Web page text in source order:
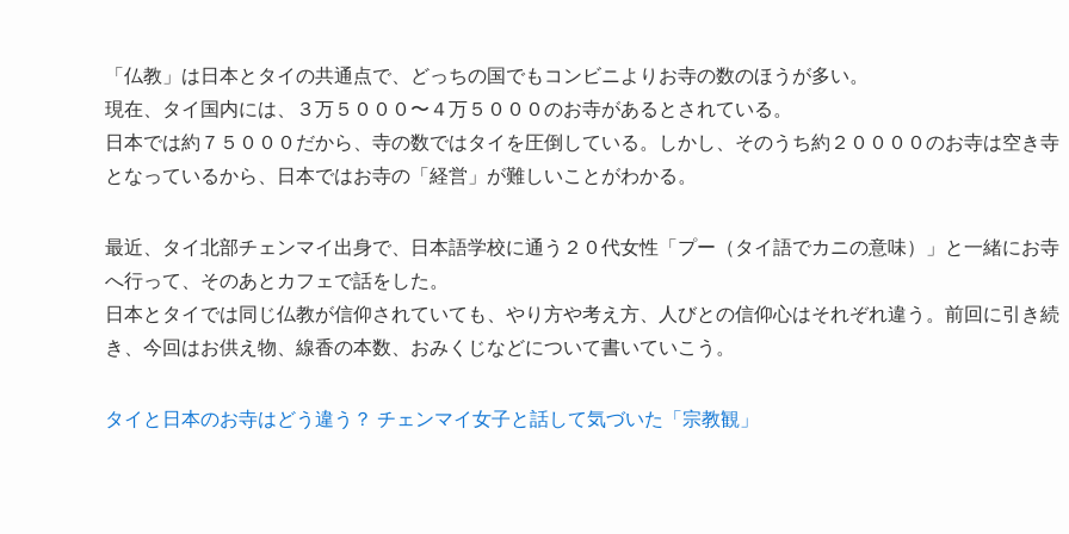
「仏教」は日本とタイの共通点で、どっちの国でもコンビニよりお寺の数のほうが多い。
現在、タイ国内には、３万５０００〜４万５０００のお寺があるとされている。
日本では約７５０００だから、寺の数ではタイを圧倒している。しかし、そのうち約２００００のお寺は空き寺
となっているから、日本ではお寺の「経営」が難しいことがわかる。
最近、タイ北部チェンマイ出身で、日本語学校に通う２０代女性「プー（タイ語でカニの意味）」と一緒にお寺
へ行って、そのあとカフェで話をした。
日本とタイでは同じ仏教が信仰されていても、やり方や考え方、人びとの信仰心はそれぞれ違う。前回に引き続
き、今回はお供え物、線香の本数、おみくじなどについて書いていこう。
タイと日本のお寺はどう違う？ チェンマイ女子と話して気づいた「宗教観」